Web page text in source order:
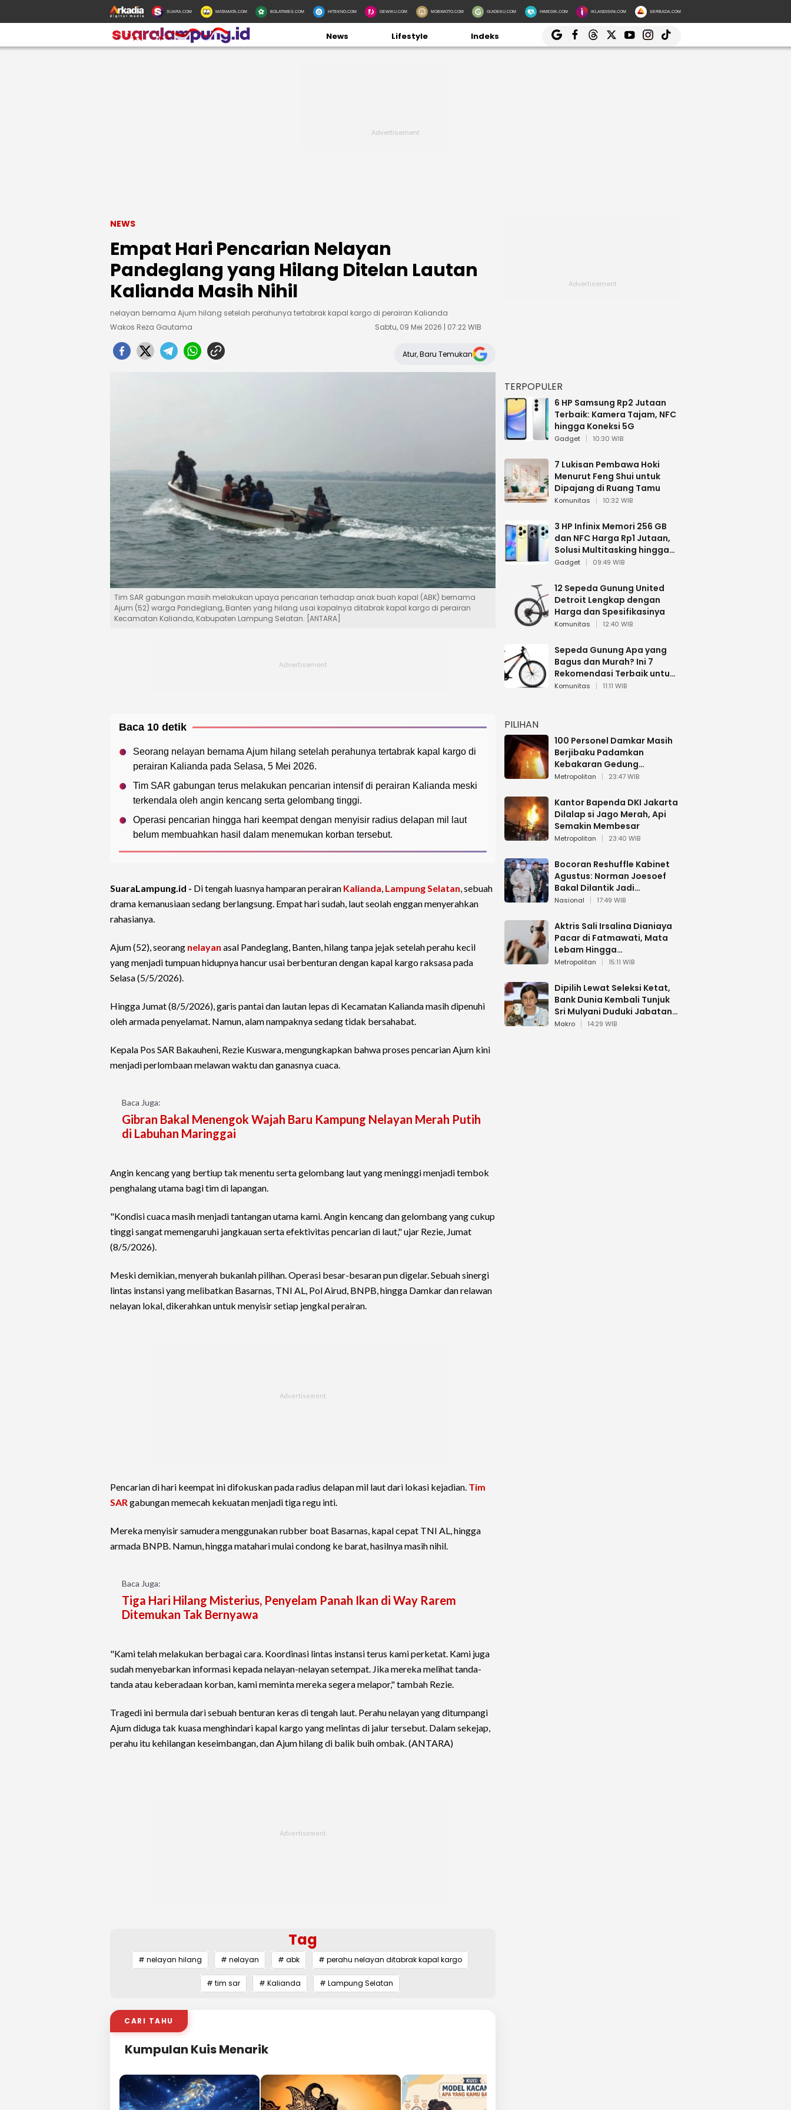
SUARA.COM MATAMATA.COM BOLATIMES.COM HITEKNO.COM DEWIKU.COM MOBIMOTO.COM GUIDEKU.COM HIMEDIK.COM IKLANDISINI.COM SERBADA.COM
News Lifestyle Indeks
NEWS
Empat Hari Pencarian Nelayan
Pandeglang yang Hilang Ditelan Lautan
Kalianda Masih Nihil
nelayan bernama Ajum hilang setelah perahunya tertabrak kapal kargo di perairan Kalianda
Wakos Reza Gautama
Sabtu, 09 Mei 2026 | 07:22 WIB
Atur, Baru Temukan
Tim SAR gabungan masih melakukan upaya pencarian terhadap anak buah kapal (ABK) bernama
Ajum (52) warga Pandeglang, Banten yang hilang usai kapalnya ditabrak kapal kargo di perairan
Kecamatan Kalianda, Kabupaten Lampung Selatan. [ANTARA]
Baca 10 detik
Seorang nelayan bernama Ajum hilang setelah perahunya tertabrak kapal kargo di
perairan Kalianda pada Selasa, 5 Mei 2026.
Tim SAR gabungan terus melakukan pencarian intensif di perairan Kalianda meski
terkendala oleh angin kencang serta gelombang tinggi.
Operasi pencarian hingga hari keempat dengan menyisir radius delapan mil laut
belum membuahkan hasil dalam menemukan korban tersebut.
SuaraLampung.id - Di tengah luasnya hamparan perairan Kalianda, Lampung Selatan, sebuah
drama kemanusiaan sedang berlangsung. Empat hari sudah, laut seolah enggan menyerahkan
rahasianya.
Ajum (52), seorang nelayan asal Pandeglang, Banten, hilang tanpa jejak setelah perahu kecil
yang menjadi tumpuan hidupnya hancur usai berbenturan dengan kapal kargo raksasa pada
Selasa (5/5/2026).
Hingga Jumat (8/5/2026), garis pantai dan lautan lepas di Kecamatan Kalianda masih dipenuhi
oleh armada penyelamat. Namun, alam nampaknya sedang tidak bersahabat.
Kepala Pos SAR Bakauheni, Rezie Kuswara, mengungkapkan bahwa proses pencarian Ajum kini
menjadi perlombaan melawan waktu dan ganasnya cuaca.
Baca Juga:
Gibran Bakal Menengok Wajah Baru Kampung Nelayan Merah Putih
di Labuhan Maringgai
Angin kencang yang bertiup tak menentu serta gelombang laut yang meninggi menjadi tembok
penghalang utama bagi tim di lapangan.
"Kondisi cuaca masih menjadi tantangan utama kami. Angin kencang dan gelombang yang cukup
tinggi sangat memengaruhi jangkauan serta efektivitas pencarian di laut," ujar Rezie, Jumat
(8/5/2026).
Meski demikian, menyerah bukanlah pilihan. Operasi besar-besaran pun digelar. Sebuah sinergi
lintas instansi yang melibatkan Basarnas, TNI AL, Pol Airud, BNPB, hingga Damkar dan relawan
nelayan lokal, dikerahkan untuk menyisir setiap jengkal perairan.
Pencarian di hari keempat ini difokuskan pada radius delapan mil laut dari lokasi kejadian. Tim
SARgabungan memecah kekuatan menjadi tiga regu inti.
Mereka menyisir samudera menggunakan rubber boat Basarnas, kapal cepat TNI AL, hingga
armada BNPB. Namun, hingga matahari mulai condong ke barat, hasilnya masih nihil.
Baca Juga:
Tiga Hari Hilang Misterius, Penyelam Panah Ikan di Way Rarem
Ditemukan Tak Bernyawa
"Kami telah melakukan berbagai cara. Koordinasi lintas instansi terus kami perketat. Kami juga
sudah menyebarkan informasi kepada nelayan-nelayan setempat. Jika mereka melihat tanda-
tanda atau keberadaan korban, kami meminta mereka segera melapor," tambah Rezie.
Tragedi ini bermula dari sebuah benturan keras di tengah laut. Perahu nelayan yang ditumpangi
Ajum diduga tak kuasa menghindari kapal kargo yang melintas di jalur tersebut. Dalam sekejap,
perahu itu kehilangan keseimbangan, dan Ajum hilang di balik buih ombak. (ANTARA)
Tag
# nelayan hilang # nelayan # abk # perahu nelayan ditabrak kapal kargo
# tim sar # Kalianda # Lampung Selatan
CARI TAHU
Kumpulan Kuis Menarik
TERPOPULER
6 HP Samsung Rp2 Jutaan
Terbaik: Kamera Tajam, NFC
hingga Koneksi 5G
Gadget 10:30 WIB
7 Lukisan Pembawa Hoki
Menurut Feng Shui untuk
Dipajang di Ruang Tamu
Komunitas 10:32 WIB
3 HP Infinix Memori 256 GB
dan NFC Harga Rp1 Jutaan,
Solusi Multitasking hingga
Gaming
Gadget 09:49 WIB
12 Sepeda Gunung United
Detroit Lengkap dengan
Harga dan Spesifikasinya
Komunitas 12:40 WIB
Sepeda Gunung Apa yang
Bagus dan Murah? Ini 7
Rekomendasi Terbaik untuk
Pemula
Komunitas 11:11 WIB
PILIHAN
100 Personel Damkar Masih
Berjibaku Padamkan
Kebakaran Gedung
Bapenda DKI
Metropolitan 23:47 WIB
Kantor Bapenda DKI Jakarta
Dilalap si Jago Merah, Api
Semakin Membesar
Metropolitan 23:40 WIB
Bocoran Reshuffle Kabinet
Agustus: Norman Joesoef
Bakal Dilantik Jadi
Wamenhan RI
Nasional 17:49 WIB
Aktris Sali Irsalina Dianiaya
Pacar di Fatmawati, Mata
Lebam Hingga
Diselamatkan Polantas
Metropolitan 15:11 WIB
Dipilih Lewat Seleksi Ketat,
Bank Dunia Kembali Tunjuk
Sri Mulyani Duduki Jabatan
Strategis
Makro 14:29 WIB